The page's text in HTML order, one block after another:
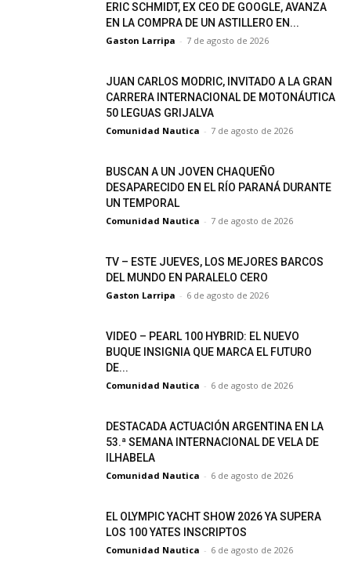
ERIC SCHMIDT, EX CEO DE GOOGLE, AVANZA
EN LA COMPRA DE UN ASTILLERO EN...
Gaston Larripa - 7 de agosto de 2026
JUAN CARLOS MODRIC, INVITADO A LA GRAN
CARRERA INTERNACIONAL DE MOTONÁUTICA
50 LEGUAS GRIJALVA
Comunidad Nautica - 7 de agosto de 2026
BUSCAN A UN JOVEN CHAQUEÑO
DESAPARECIDO EN EL RÍO PARANÁ DURANTE
UN TEMPORAL
Comunidad Nautica - 7 de agosto de 2026
TV – ESTE JUEVES, LOS MEJORES BARCOS
DEL MUNDO EN PARALELO CERO
Gaston Larripa - 6 de agosto de 2026
VIDEO – PEARL 100 HYBRID: EL NUEVO
BUQUE INSIGNIA QUE MARCA EL FUTURO
DE...
Comunidad Nautica - 6 de agosto de 2026
DESTACADA ACTUACIÓN ARGENTINA EN LA
53.ª SEMANA INTERNACIONAL DE VELA DE
ILHABELA
Comunidad Nautica - 6 de agosto de 2026
EL OLYMPIC YACHT SHOW 2026 YA SUPERA
LOS 100 YATES INSCRIPTOS
Comunidad Nautica - 6 de agosto de 2026